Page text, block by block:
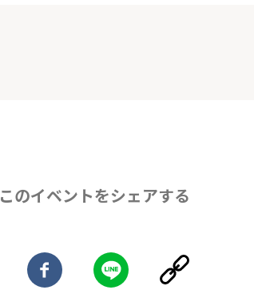
このイベントをシェアする